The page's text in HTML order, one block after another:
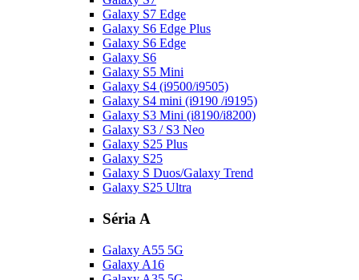
Galaxy S7 Edge
Galaxy S6 Edge Plus
Galaxy S6 Edge
Galaxy S6
Galaxy S5 Mini
Galaxy S4 (i9500/i9505)
Galaxy S4 mini (i9190 /i9195)
Galaxy S3 Mini (i8190/i8200)
Galaxy S3 / S3 Neo
Galaxy S25 Plus
Galaxy S25
Galaxy S Duos/Galaxy Trend
Galaxy S25 Ultra
Séria A
Galaxy A55 5G
Galaxy A16